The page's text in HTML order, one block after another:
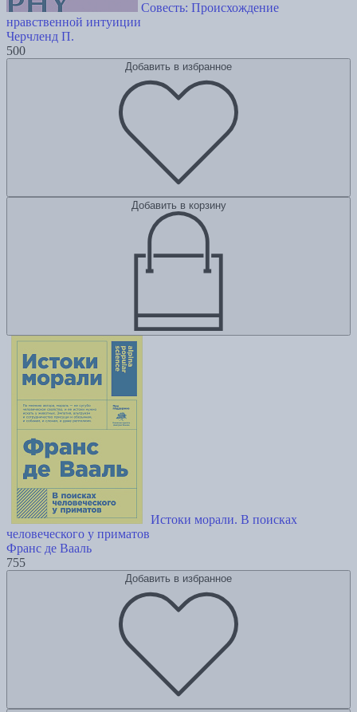
Совесть: Происхождение
нравственной интуиции
Черчленд П.
500
Добавить в избранное
Добавить в корзину
Истоки морали. В поисках
человеческого у приматов
Франс де Вааль
755
Добавить в избранное